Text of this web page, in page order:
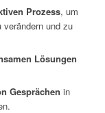
Prozess, um
und zu
Lösungen
Gesprächen in